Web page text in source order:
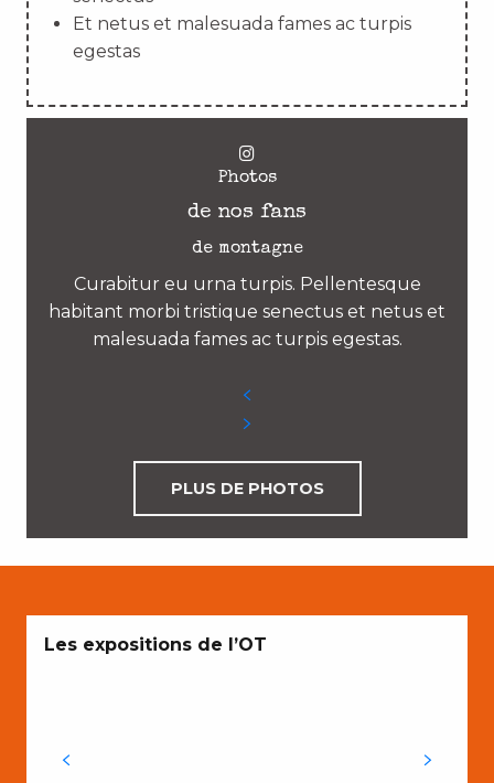
Et netus et malesuada fames ac turpis
egestas
Photos
de nos fans
de montagne
Curabitur eu urna turpis. Pellentesque
habitant morbi tristique senectus et netus et
malesuada fames ac turpis egestas.
PLUS DE PHOTOS
Les expositions de l’OT